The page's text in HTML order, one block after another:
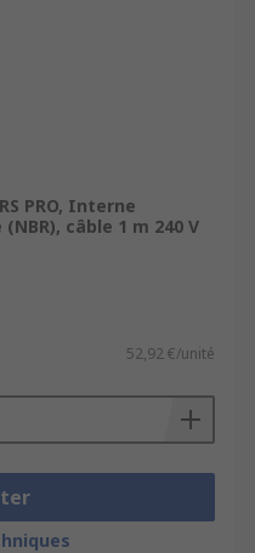
PRO, Interne
câble 1 m 240 V
52,92 €/unité